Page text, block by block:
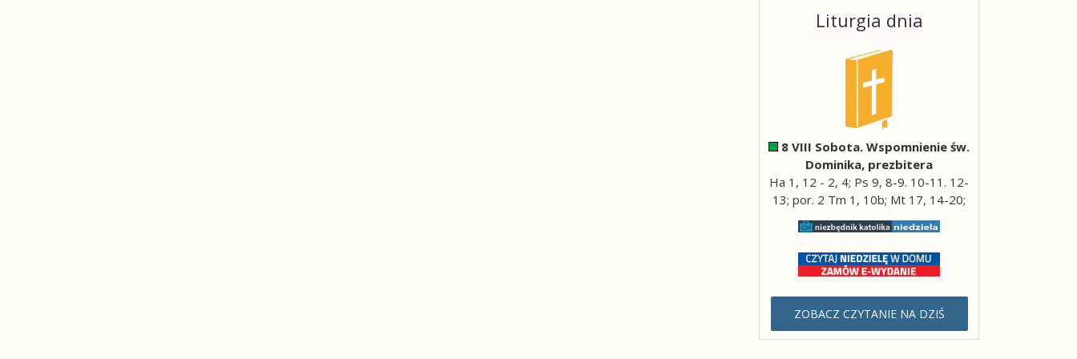
Liturgia dnia
8 VIII Sobota. Wspomnienie św.
Dominika, prezbitera
Ha 1, 12 - 2, 4; Ps 9, 8-9. 10-11. 12-
13; por. 2 Tm 1, 10b; Mt 17, 14-20;
ZOBACZ CZYTANIE NA DZIŚ